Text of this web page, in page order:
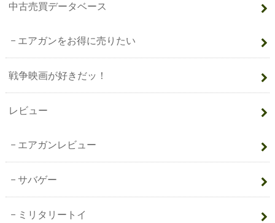
中古売買データベース
エアガンをお得に売りたい
戦争映画が好きだッ！
レビュー
エアガンレビュー
サバゲー
ミリタリートイ